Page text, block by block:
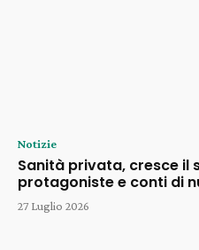
Notizie
Sanità privata, cresce il
protagoniste e conti di
27 Luglio 2026